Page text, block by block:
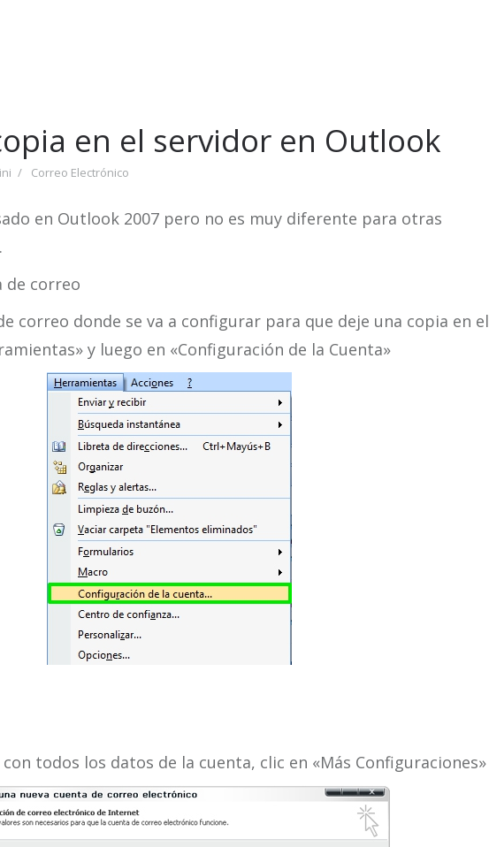
en el servidor en Outlook
Correo Electrónico
en Outlook 2007 pero no es muy diferente para otras
de correo
correo donde se va a configurar para que deje una copia en el
y luego en «Configuración de la Cuenta»
todos los datos de la cuenta, clic en «Más Configuraciones»